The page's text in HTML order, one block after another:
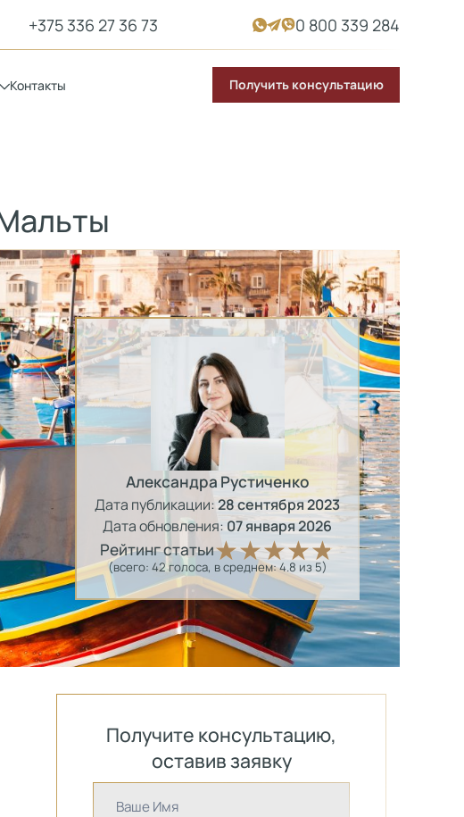
+375 336 27 36 73 0 800 339 284
Контакты Получить консультацию
Александра Рустиченко
Дата публикации:28 сентября 2023
Дата обновления: 07 января 2026
Рейтинг статьи
(всего: 42голоса, в среднем:4.8 из 5)
Получите консультацию,
оставив заявку